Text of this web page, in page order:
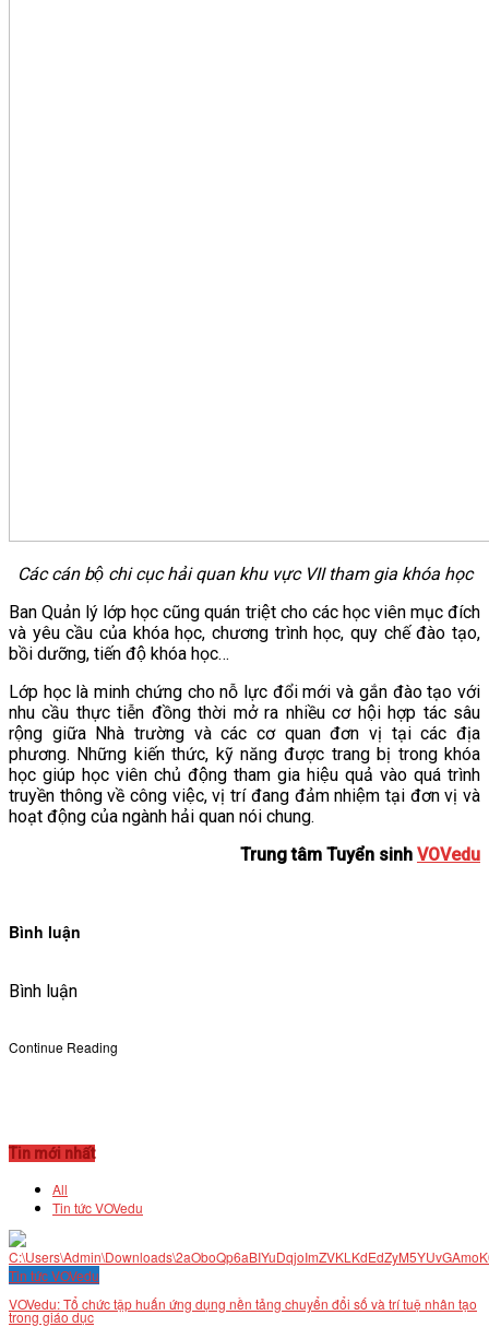
Các cán bộ chi cục hải quan khu vực VII tham gia khóa học
Ban Quản lý lớp học cũng quán triệt cho các học viên mục đích
và yêu cầu của khóa học, chương trình học, quy chế đào tạo,
bồi dưỡng, tiến độ khóa học…
Lớp học là minh chứng cho nỗ lực đổi mới và gắn đào tạo với
nhu cầu thực tiễn đồng thời mở ra nhiều cơ hội hợp tác sâu
rộng giữa Nhà trường và các cơ quan đơn vị tại các địa
phương. Những kiến thức, kỹ năng được trang bị trong khóa
học giúp học viên chủ động tham gia hiệu quả vào quá trình
truyền thông về công việc, vị trí đang đảm nhiệm tại đơn vị và
hoạt động của ngành hải quan nói chung.
Trung tâm Tuyển sinh VOVedu
Bình luận
Bình luận
Continue Reading
Tin mới nhất
All
Tin tức VOVedu
Tin tức VOVedu
VOVedu: Tổ chức tập huấn ứng dụng nền tảng chuyển đổi số và trí tuệ nhân tạo
trong giáo dục